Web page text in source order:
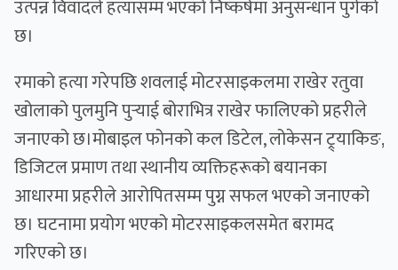
उत्पन्न विवादले हत्यासम्म भएको निष्कर्षमा अनुसन्धान पुगेको
छ।
रमाको हत्या गरेपछि शवलाई मोटरसाइकलमा राखेर रतुवा
खोलाको पुलमुनि पुर्‍याई बोराभित्र राखेर फालिएको प्रहरीले
जनाएको छ।मोबाइल फोनको कल डिटेल, लोकेसन ट्र्याकिङ,
डिजिटल प्रमाण तथा स्थानीय व्यक्तिहरूको बयानका
आधारमा प्रहरीले आरोपितसम्म पुग्न सफल भएको जनाएको
छ। घटनामा प्रयोग भएको मोटरसाइकलसमेत बरामद
गरिएको छ।